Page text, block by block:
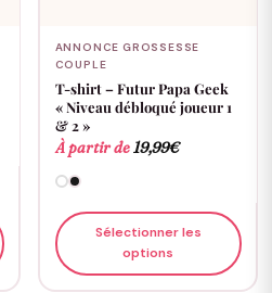
ANNONCE GROSSESSE
COUPLE
T-shirt – Futur Papa Geek
« Niveau débloqué joueur 1
& 2 »
À partir de19,99€
Sélectionner les
options